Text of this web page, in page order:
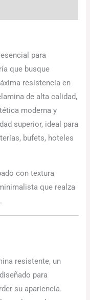
para
que busque
resistencia en
de alta calidad,
moderna y
superior, ideal para
bufets, hoteles
con textura
que realza
resistente, un
para
su apariencia.